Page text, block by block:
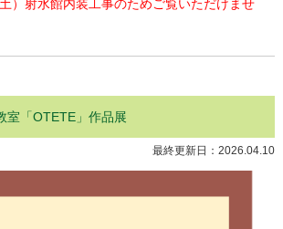
）射水館内装工事のためご覧いただけませ
室「OTETE」作品展
最終更新日：2026.04.10